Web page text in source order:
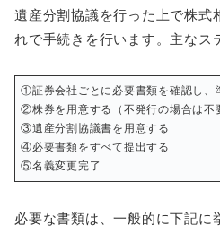
遺産分割協議を行った上で株式
れで手続きを行います。主なス
①証券会社ごとに必要書類を確認し、
②株券を用意する（不発行の場合は不
③遺産分割協議書を用意する
④必要書類をすべて提出する
⑤名義変更完了
必要な書類は、一般的に下記に